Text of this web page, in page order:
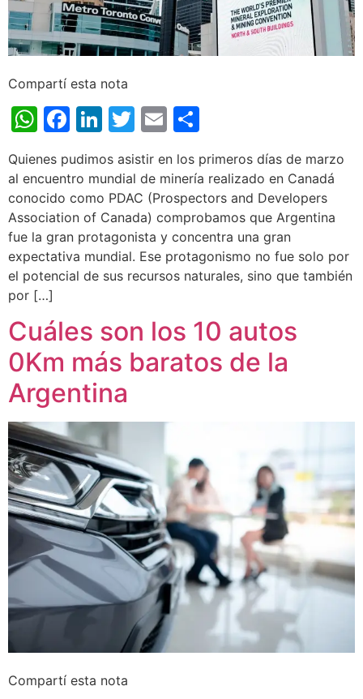
Compartí esta nota
WhatsApp
Facebook
LinkedIn
Twitter
Email
Quienes pudimos asistir en los primeros días de marzo
al encuentro mundial de minería realizado en Canadá
conocido como PDAC (Prospectors and Developers
Association of Canada) comprobamos que Argentina
fue la gran protagonista y concentra una gran
expectativa mundial. Ese protagonismo no fue solo por
el potencial de sus recursos naturales, sino que también
por […]
Cuáles son los 10 autos
0Km más baratos de la
Argentina
Compartí esta nota